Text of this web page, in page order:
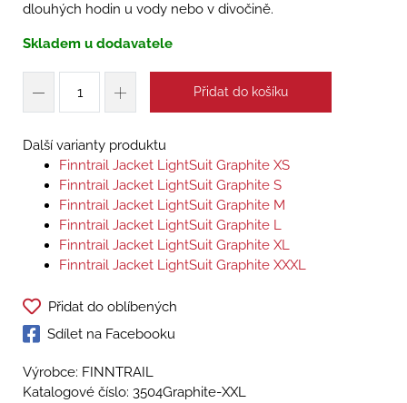
dlouhých hodin u vody nebo v divočině.
Skladem u dodavatele
Přidat do košíku
Další varianty produktu
Finntrail Jacket LightSuit Graphite XS
Finntrail Jacket LightSuit Graphite S
Finntrail Jacket LightSuit Graphite M
Finntrail Jacket LightSuit Graphite L
Finntrail Jacket LightSuit Graphite XL
Finntrail Jacket LightSuit Graphite XXXL
Přidat do oblíbených
Sdílet na Facebooku
Výrobce: FINNTRAIL
Katalogové číslo: 3504Graphite-XXL